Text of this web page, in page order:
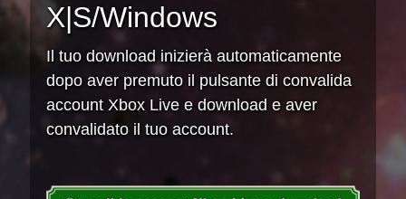
X|S/Windows
Il tuo download inizierà automaticamente
dopo aver premuto il pulsante di convalida
account Xbox Live e download e aver
convalidato il tuo account.